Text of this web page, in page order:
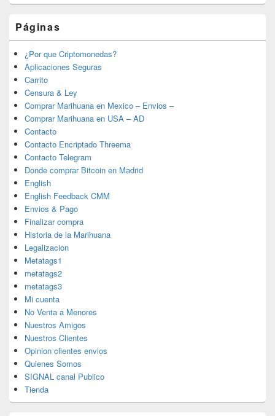
Páginas
¿Por que Criptomonedas?
Aplicaciones Seguras
Carrito
Censura & Ley
Comprar Marihuana en Mexico – Envios –
Comprar Marihuana en USA – AD
Contacto
Contacto Encriptado Threema
Contacto Telegram
Donde comprar Bitcoin en Madrid
English
English Feedback CMM
Envios & Pago
Finalizar compra
Historia de la Marihuana
Legalizacion
Metatags1
metatags2
metatags3
Mi cuenta
No Venta a Menores
Nuestros Amigos
Nuestros Clientes
Opinion clientes envios
Quienes Somos
SIGNAL canal Publico
Tienda